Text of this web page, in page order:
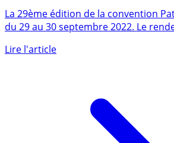
Lyon, le rendez-vous
professionnels de la gestion de
du 29 au 30 septembre 2022. Le